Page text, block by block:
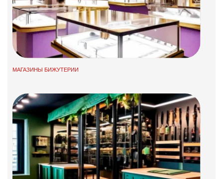
МАГАЗИНЫ БИЖУТЕРИИ